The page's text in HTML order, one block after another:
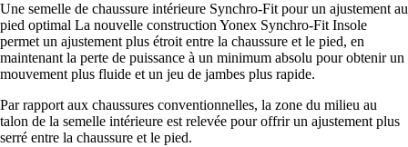
Une semelle de chaussure intérieure Synchro-Fit pour un ajustement au
pied optimal La nouvelle construction Yonex Synchro-Fit Insole
permet un ajustement plus étroit entre la chaussure et le pied, en
maintenant la perte de puissance à un minimum absolu pour obtenir un
mouvement plus fluide et un jeu de jambes plus rapide.
Par rapport aux chaussures conventionnelles, la zone du milieu au
talon de la semelle intérieure est relevée pour offrir un ajustement plus
serré entre la chaussure et le pied.